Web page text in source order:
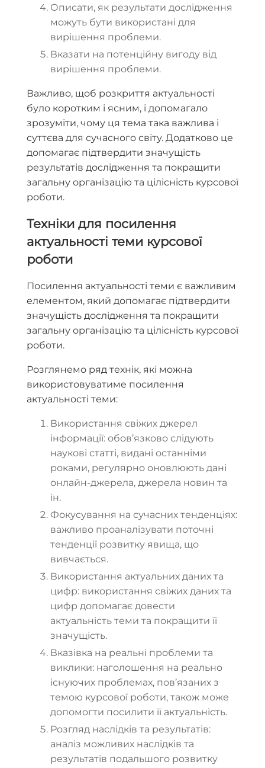
Описати, як результати дослідження
можуть бути використані для
вирішення проблеми.
Вказати на потенційну вигоду від
вирішення проблеми.
Важливо, щоб розкриття актуальності
було коротким і ясним, і допомагало
зрозуміти, чому ця тема така важлива і
суттєва для сучасного світу. Додатково це
допомагає підтвердити значущість
результатів дослідження та покращити
загальну організацію та цілісність курсової
роботи.
Техніки для посилення
актуальності теми курсової
роботи
Посилення актуальності теми є важливим
елементом, який допомагає підтвердити
значущість дослідження та покращити
загальну організацію та цілісність курсової
роботи.
Розглянемо ряд технік, які можна
використовуватиме посилення
актуальності теми:
Використання свіжих джерел
інформації: обов’язково слідують
наукові статті, видані останніми
роками, регулярно оновлюють дані
онлайн-джерела, джерела новин та
ін.
Фокусування на сучасних тенденціях:
важливо проаналізувати поточні
тенденції розвитку явища, що
вивчається.
Використання актуальних даних та
цифр: використання свіжих даних та
цифр допомагає довести
актуальність теми та покращити її
значущість.
Вказівка на реальні проблеми та
виклики: наголошення на реально
існуючих проблемах, пов’язаних з
темою курсової роботи, також може
допомогти посилити її актуальність.
Розгляд наслідків та результатів:
аналіз можливих наслідків та
результатів подальшого розвитку